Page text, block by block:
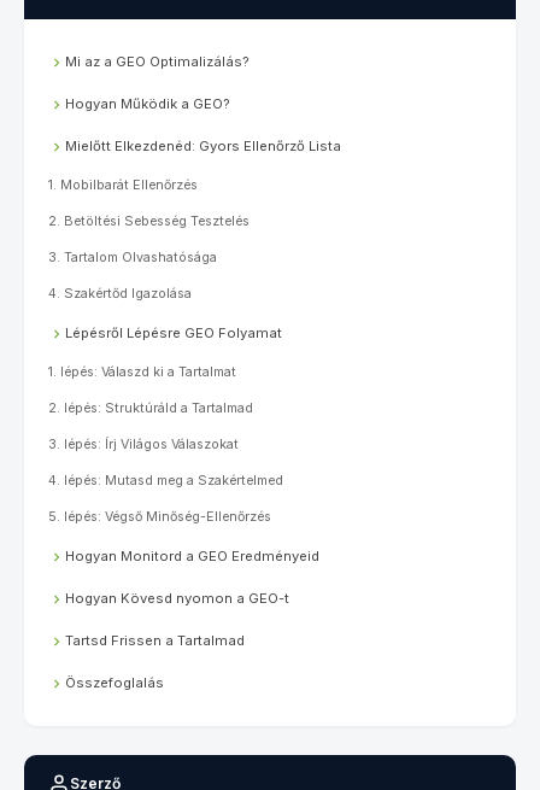
Mi az a GEO Optimalizálás?
Hogyan Működik a GEO?
Mielőtt Elkezdenéd: Gyors Ellenőrző Lista
1. Mobilbarát Ellenőrzés
2. Betöltési Sebesség Tesztelés
3. Tartalom Olvashatósága
4. Szakértőd Igazolása
Lépésről Lépésre GEO Folyamat
1. lépés: Válaszd ki a Tartalmat
2. lépés: Struktúráld a Tartalmad
3. lépés: Írj Világos Válaszokat
4. lépés: Mutasd meg a Szakértelmed
5. lépés: Végső Minőség-Ellenőrzés
Hogyan Monitord a GEO Eredményeid
Hogyan Kövesd nyomon a GEO-t
Tartsd Frissen a Tartalmad
Összefoglalás
Szerző